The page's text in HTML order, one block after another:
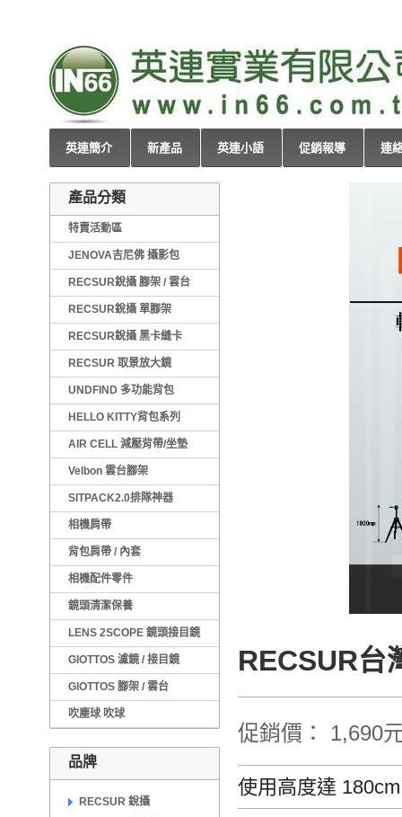
英連簡介 新產品 英連小語 促銷報導 連
產品分類
特賣活動區
JENOVA吉尼佛 攝影包
RECSUR銳攝 腳架 / 雲台
RECSUR銳攝 單腳架
RECSUR銳攝 黑卡縫卡
RECSUR 取景放大鏡
UNDFIND 多功能背包
HELLO KITTY背包系列
AIR CELL 減壓背帶/坐墊
Velbon 雲台腳架
SITPACK2.0排隊神器
相機肩帶
背包肩帶 / 內套
相機配件零件
鏡頭清潔保養
LENS 2SCOPE 鏡頭接目鏡
GIOTTOS 濾鏡 / 接目鏡
GIOTTOS 腳架 / 雲台
吹塵球 吹球
品牌
RECSUR 銳攝
RECSUR台
促銷價： 1,690
使用高度達